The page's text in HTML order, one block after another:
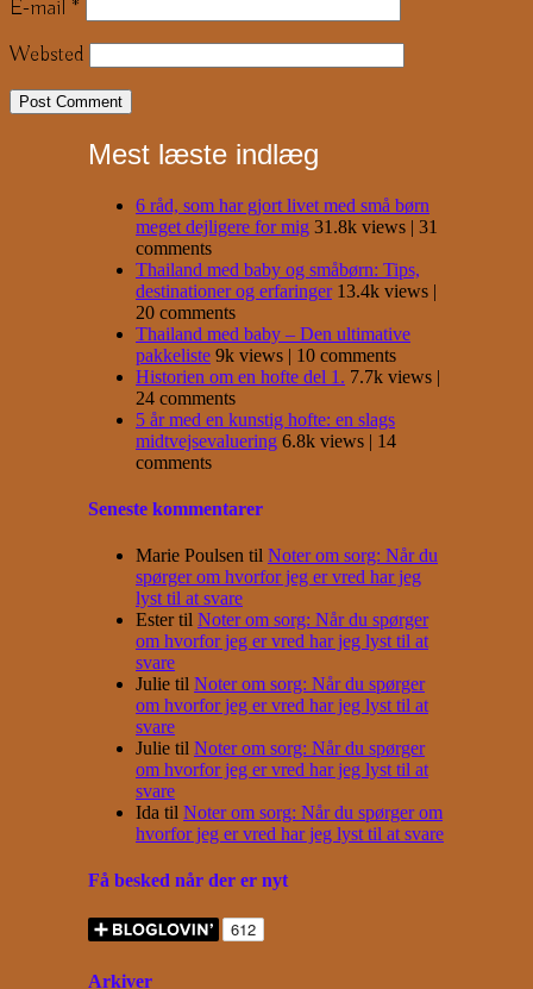
E-mail *
Websted
Mest læste indlæg
6 råd, som har gjort livet med små børn
meget dejligere for mig 31.8k views | 31
comments
Thailand med baby og småbørn: Tips,
destinationer og erfaringer 13.4k views |
20 comments
Thailand med baby – Den ultimative
pakkeliste 9k views | 10 comments
Historien om en hofte del 1. 7.7k views |
24 comments
5 år med en kunstig hofte: en slags
midtvejsevaluering 6.8k views | 14
comments
Seneste kommentarer
Marie Poulsen til Noter om sorg: Når du
spørger om hvorfor jeg er vred har jeg
lyst til at svare
Estertil Noter om sorg: Når du spørger
om hvorfor jeg er vred har jeg lyst til at
svare
Julie til Noter om sorg: Når du spørger
om hvorfor jeg er vred har jeg lyst til at
svare
Julie til Noter om sorg: Når du spørger
om hvorfor jeg er vred har jeg lyst til at
svare
Ida til Noter om sorg: Når du spørger om
hvorfor jeg er vred har jeg lyst til at svare
Få besked når der er nyt
Arkiver